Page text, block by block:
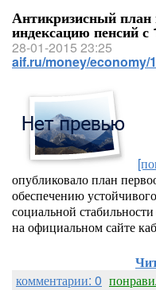
Антикризисный план
индексацию пенсий с
28-01-2015 23:25
aif.ru/money/economy/
опубликовало план
обеспечению
социальной
на официальном сайте
комментарии: 0